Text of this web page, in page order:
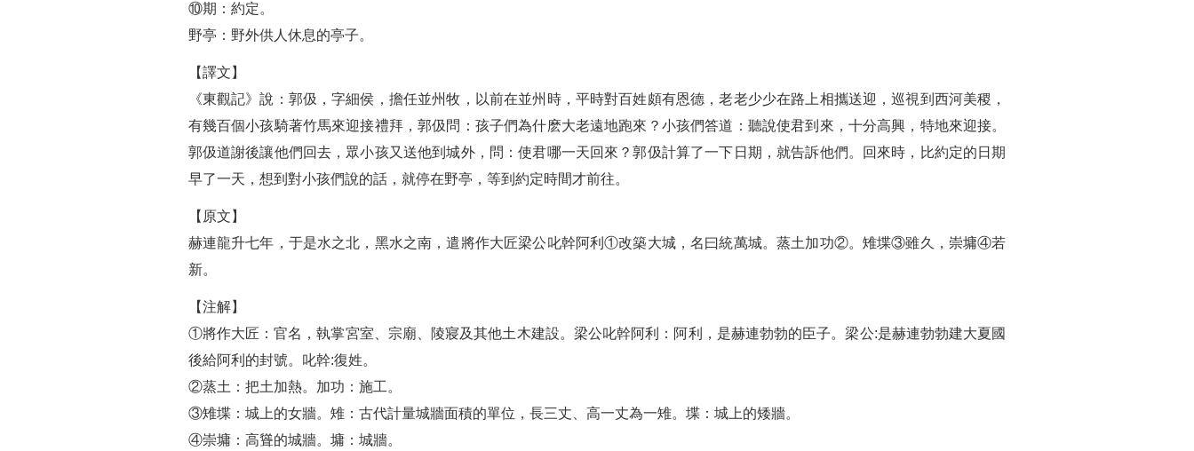
⑩期：約定。
野亭：野外供人休息的亭子。
【譯文】
《東觀記》說：郭伋，字細侯，擔任並州牧，以前在並州時，平時對百姓頗有恩德，老老少少在路上相攜送迎，巡視到西河美稷，
有幾百個小孩騎著竹馬來迎接禮拜，郭伋問：孩子們為什麽大老遠地跑來？小孩們答道：聽說使君到來，十分高興，特地來迎接。
郭伋道謝後讓他們回去，眾小孩又送他到城外，問：使君哪一天回來？郭伋計算了一下日期，就告訴他們。回來時，比約定的日期
早了一天，想到對小孩們說的話，就停在野亭，等到約定時間才前往。
【原文】
赫連龍升七年，于是水之北，黑水之南，遣將作大匠梁公叱幹阿利①改築大城，名曰統萬城。蒸土加功②。雉堞③雖久，崇墉④若
新。
【注解】
①將作大匠：官名，執掌宮室、宗廟、陵寢及其他土木建設。梁公叱幹阿利：阿利，是赫連勃勃的臣子。梁公:是赫連勃勃建大夏國
後給阿利的封號。叱幹:復姓。
②蒸土：把土加熱。加功：施工。
③雉堞：城上的女牆。雉：古代計量城牆面積的單位，長三丈、高一丈為一雉。堞：城上的矮牆。
④崇墉：高聳的城牆。墉：城牆。